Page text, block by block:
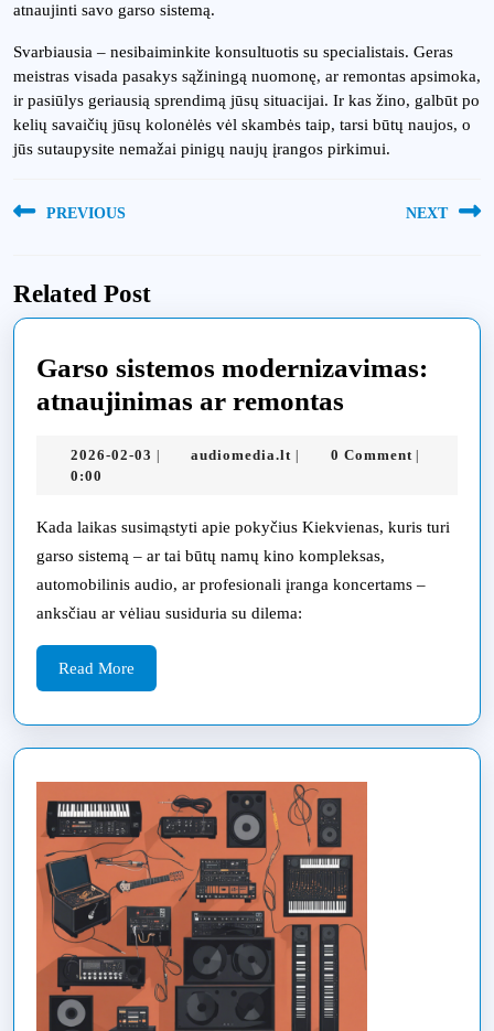
atnaujinti savo garso sistemą.
Svarbiausia – nesibaiminkite konsultuotis su specialistais. Geras
meistras visada pasakys sąžiningą nuomonę, ar remontas apsimoka,
ir pasiūlys geriausią sprendimą jūsų situacijai. Ir kas žino, galbūt po
kelių savaičių jūsų kolonėlės vėl skambės taip, tarsi būtų naujos, o
jūs sutaupysite nemažai pinigų naujų įrangos pirkimui.
tarpPREVIOUS NEXT
Related Post
Garso sistemos modernizavimas:
atnaujinimas ar remontas
ar
remontas
2026-02-03 2026-audiomedia.lt audiomedia.lt
0 Comment
0:00
Kada laikas susimąstyti apie pokyčius Kiekvienas, kuris turi
garso sistemą – ar tai būtų namų kino kompleksas,
automobilinis audio, ar profesionali įranga koncertams –
anksčiau ar vėliau susiduria su dilema:
Read More
More